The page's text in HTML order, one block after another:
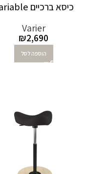
כיסא ברכיים Variable
Varier
₪2,690
הוספה לסל